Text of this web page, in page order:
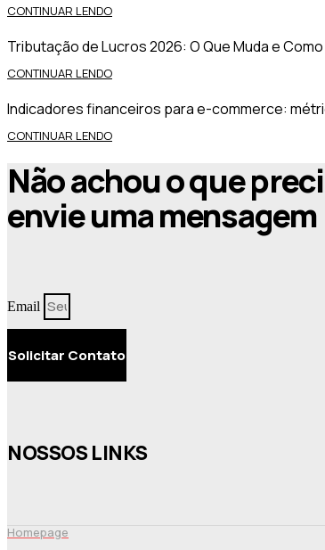
CONTINUAR LENDO
Tributação de Lucros 2026: O Que Muda e
CONTINUAR LENDO
Indicadores financeiros para e-commerce:
CONTINUAR LENDO
Não achou o que
envie uma mensagem
Email
Solicitar Contato
NOSSOS LINKS
Homepage